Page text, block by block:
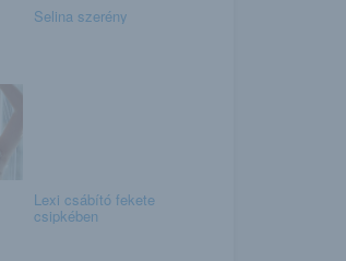
Selina szerény
Lexi csábító fekete
csipkében